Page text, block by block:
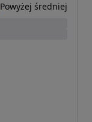
Powyżej średniej